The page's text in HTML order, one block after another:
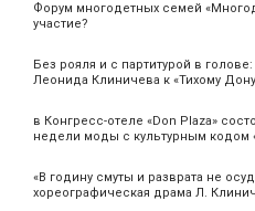
Форум многодетных семей
участие?
Без рояля и с партитурой в
Леонида Клиничева к «Тихому
в Конгресс-отеле «Don Plaza»
недели моды с культурным кодом
«В годину смуты и разврата не
хореографическая драма Л.